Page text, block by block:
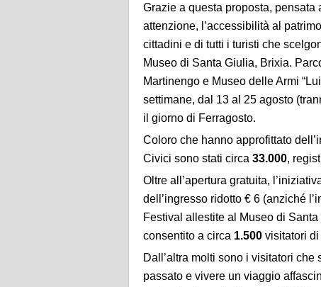
Grazie a questa proposta,
attenzione, l’accessibilità al
cittadini e di tutti i turisti che
Museo di Santa Giulia, Brixia.
Martinengo e Museo delle Armi
settimane, dal 13 al 25 agosto
il giorno di Ferragosto.
Coloro che hanno approfittato
Civici sono stati circa 33.000,
Oltre all’apertura gratuita,
dell’ingresso ridotto € 6 (anziché
Festival allestite al Museo di
consentito a circa 1.500 visitatori
Dall’altra molti sono i visitatori che
passato e vivere un viaggio